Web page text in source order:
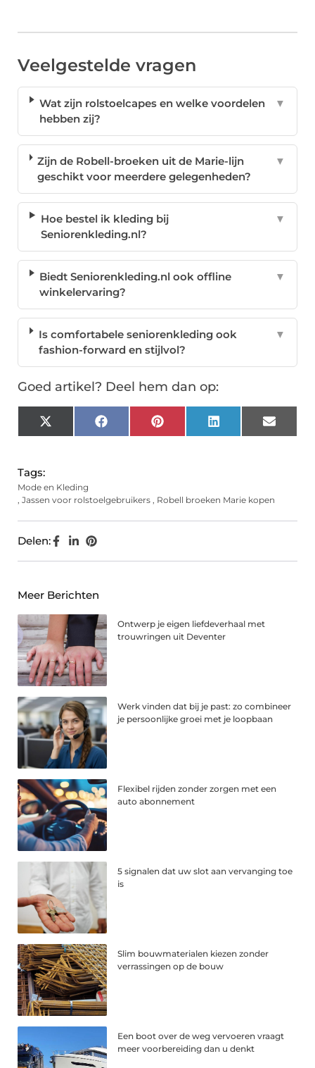
Veelgestelde vragen
Wat zijn rolstoelcapes en welke voordelen
hebben zij?
▼
Zijn de Robell-broeken uit de Marie-lijn
geschikt voor meerdere gelegenheden?
▼
Hoe bestel ik kleding bij
Seniorenkleding.nl?
▼
Biedt Seniorenkleding.nl ook offline
winkelervaring?
▼
Is comfortabele seniorenkleding ook
fashion-forward en stijlvol?
▼
Goed artikel? Deel hem dan op:
X
(Twitter)
FacebookPinterest LinkedIn Email
Tags:
Mode en Kleding
, Jassen voor rolstoelgebruikers , Robell broeken Marie kopen
Delen:
Meer Berichten
Ontwerp je eigen liefdeverhaal met
trouwringen uit Deventer
Werk vinden dat bij je past: zo combineer
je persoonlijke groei met je loopbaan
Flexibel rijden zonder zorgen met een
auto abonnement
5 signalen dat uw slot aan vervanging toe
is
Slim bouwmaterialen kiezen zonder
verrassingen op de bouw
Een boot over de weg vervoeren vraagt
meer voorbereiding dan u denkt